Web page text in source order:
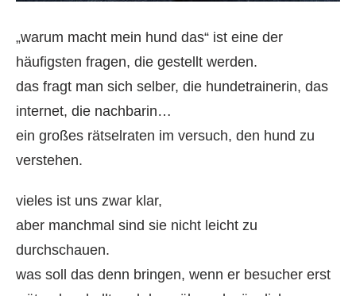
„warum macht mein hund das“ ist eine der
häufigsten fragen, die gestellt werden.
das fragt man sich selber, die hundetrainerin, das
internet, die nachbarin…
ein großes rätselraten im versuch, den hund zu
verstehen.
vieles ist uns zwar klar,
aber manchmal sind sie nicht leicht zu
durchschauen.
was soll das denn bringen, wenn er besucher erst